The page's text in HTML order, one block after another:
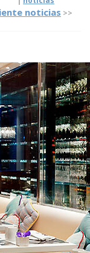
noticias >>